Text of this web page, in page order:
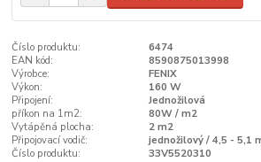
Číslo produktu:
6474
EAN kód:
8590875013998
Výrobce:
FENIX
Výkon:
160 W
Připojení:
Jednožilová
příkon na 1m2:
80W / m2
Vytápěná plocha:
2 m2
Připojovací vodič:
jednožilový / 4,5 - 5,1
Číslo produktu:
33V5520310